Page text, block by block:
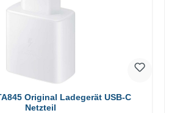
Original Ladegerät USB-C
Netzteil